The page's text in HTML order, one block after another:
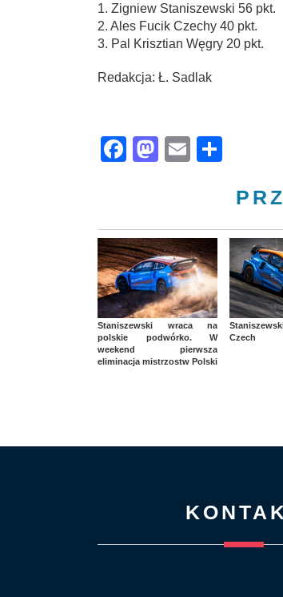
1. Zigniew Staniszewski 56 pkt.
2. Ales Fucik Czechy 40 pkt.
3. Pal Krisztian Węgry 20 pkt.
Redakcja: Ł. Sadlak
Facebook
Mastodon
Email
Staniszewski wraca na
polskie podwórko. W
weekend pierwsza
eliminacja mistrzostw Polski
Czech